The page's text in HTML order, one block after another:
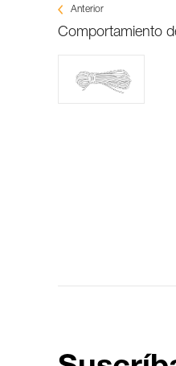
Anterior
Comportamiento